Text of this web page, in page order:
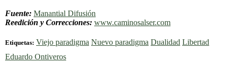
Fuente: Manantial Difusión
Reedición y Correcciones: www.caminosalser.com
Etiquetas: Viejo paradigma Nuevo paradigma Dualidad Libertad
Eduardo Ontiveros